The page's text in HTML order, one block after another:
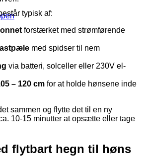
typisk af:
forstærket med strømførende
med spidser til nem
via batteri, solceller eller 230V el-
– 120 cm for at holde hønsene inde
sammen og flytte det til en ny
10-15 minutter at opsætte eller tage
flytbart hegn til høns